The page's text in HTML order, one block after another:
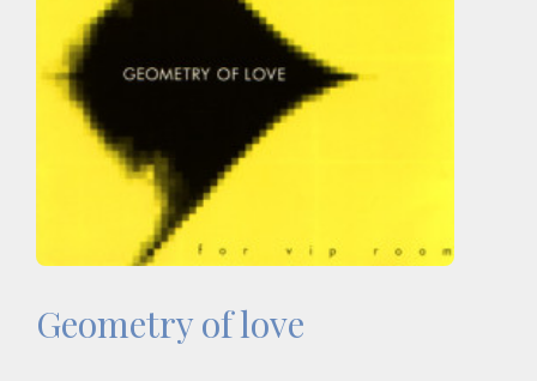
Geometry of love